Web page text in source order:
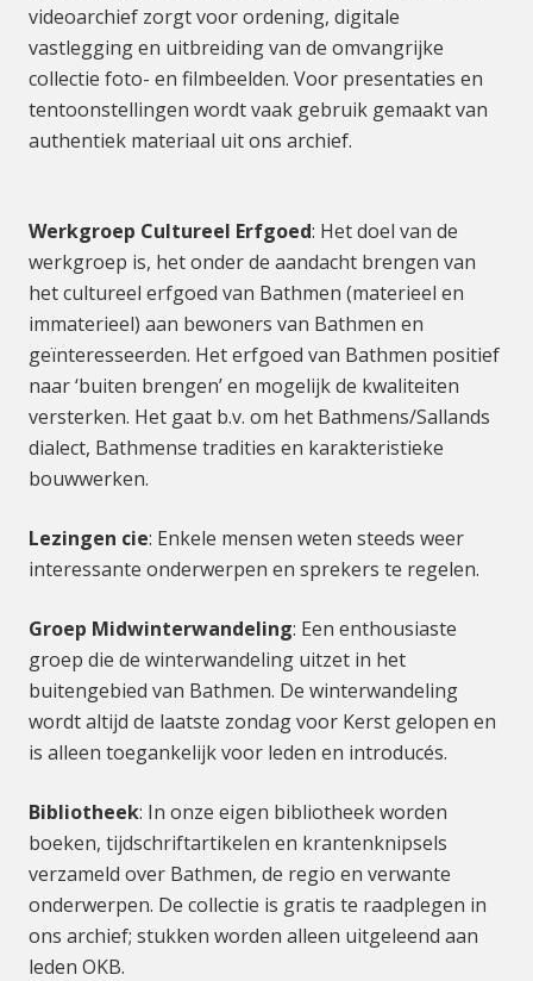
videoarchief zorgt voor ordening, digitale
vastlegging en uitbreiding van de omvangrijke
collectie foto- en filmbeelden. Voor presentaties en
tentoonstellingen wordt vaak gebruik gemaakt van
authentiek materiaal uit ons archief.
Werkgroep Cultureel Erfgoed: Het doel van de
werkgroep is, het onder de aandacht brengen van
het cultureel erfgoed van Bathmen (materieel en
immaterieel) aan bewoners van Bathmen en
geïnteresseerden. Het erfgoed van Bathmen positief
naar ‘buiten brengen’ en mogelijk de kwaliteiten
versterken. Het gaat b.v. om het Bathmens/Sallands
dialect, Bathmense tradities en karakteristieke
bouwwerken.
Lezingen cie: Enkele mensen weten steeds weer
interessante onderwerpen en sprekers te regelen.
Groep Midwinterwandeling: Een enthousiaste
groep die de winterwandeling uitzet in het
buitengebied van Bathmen. De winterwandeling
wordt altijd de laatste zondag voor Kerst gelopen en
is alleen toegankelijk voor leden en introducés.
Bibliotheek: In onze eigen bibliotheek worden
boeken, tijdschriftartikelen en krantenknipsels
verzameld over Bathmen, de regio en verwante
onderwerpen. De collectie is gratis te raadplegen in
ons archief; stukken worden alleen uitgeleend aan
leden OKB.